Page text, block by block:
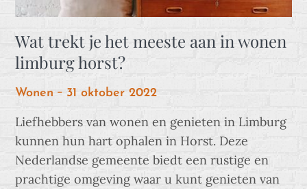
Wat trekt je het meeste aan in wonen
limburg horst?
Wonen
Posted
31 oktober 2022
Liefhebbers van wonen en genieten in Limburg
kunnen hun hart ophalen in Horst. Deze
Nederlandse gemeente biedt een rustige en
prachtige omgeving waar u kunt genieten van